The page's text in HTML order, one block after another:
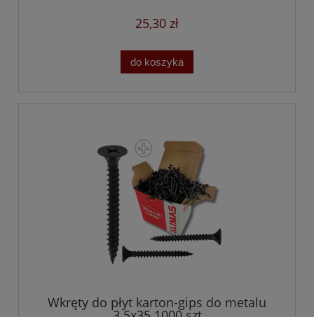
25,30 zł
do koszyka
Wkręty do płyt karton-gips do metalu